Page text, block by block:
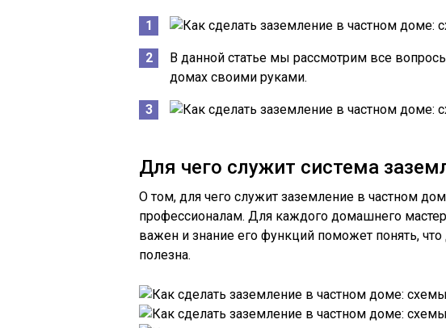
В данной статье мы рассмотрим все
домах своими руками.
Для чего служит система
О том, для чего служит заземление в частном
профессионалам. Для каждого домашнего
важен и знание его функций поможет понять, что
полезна.